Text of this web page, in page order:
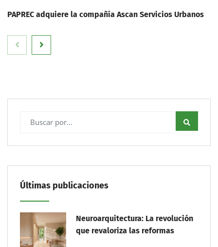
PAPREC adquiere la compañía Ascan Servicios Urbanos
Últimas publicaciones
Neuroarquitectura: La revolución
que revaloriza las reformas